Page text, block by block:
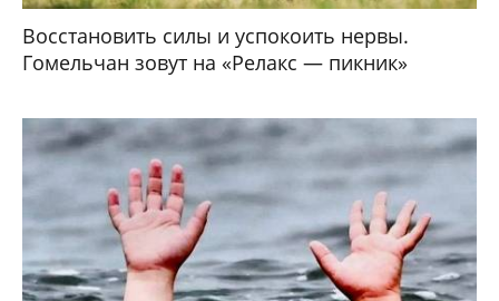
Восстановить силы и успокоить нервы.
Гомельчан зовут на «Релакс — пикник»